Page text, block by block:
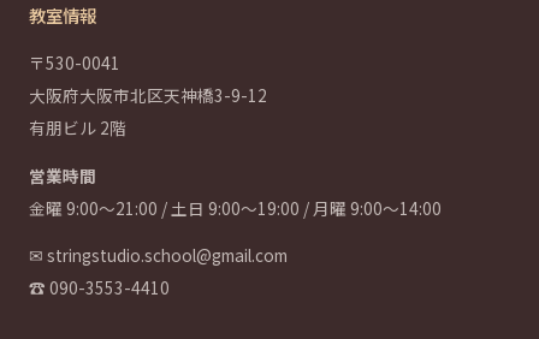
教室情報
〒530-0041
大阪府大阪市北区天神橋3-9-12
有朋ビル 2階
営業時間
金曜 9:00〜21:00 / 土日 9:00〜19:00 / 月曜 9:00〜14:00
✉ stringstudio.school@gmail.com
☎ 090-3553-4410